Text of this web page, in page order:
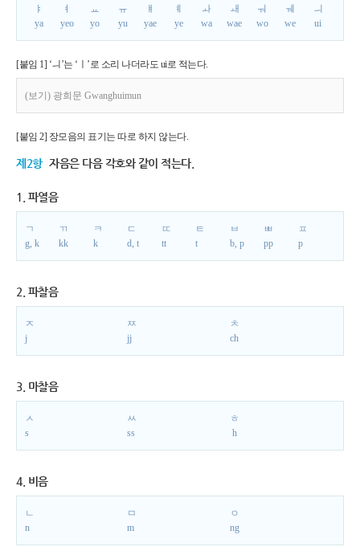
ㅑ
ya
ㅕ
yeo
ㅛ
yo
ㅠ
yu
ㅒ
yae
ㅖ
ye
ㅘ
wa
ㅙ
wae
ㅝ
wo
ㅞ
we
ㅢ
ui
[붙임 1] ‘ㅢ’는 ‘ㅣ’로 소리 나더라도 ui로 적는다.
(보기) 광희문 Gwanghuimun
[붙임 2] 장모음의 표기는 따로 하지 않는다.
제2항 자음은 다음 각호와 같이 적는다.
1. 파열음
ㄱ
g, k
ㄲ
kk
ㅋ
k
ㄷ
d, t
ㄸ
tt
ㅌ
t
ㅂ
b, p
ㅃ
pp
ㅍ
p
2. 파찰음
ㅈ
j
ㅉ
jj
ㅊ
ch
3. 마찰음
ㅅ
s
ㅆ
ss
ㅎ
h
4. 비음
ㄴ
n
ㅁ
m
ㅇ
ng